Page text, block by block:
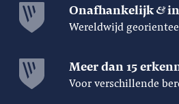
Onafhankelijk
Wereldwijd
Meer dan 15
Voor verschillende